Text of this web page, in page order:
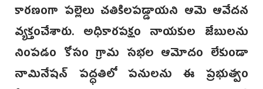
కారణంగా పల్లెలు చతికిలపడ్డాయని ఆమె ఆవేదన
వ్యక్తంచేశారు. అధికారపక్షం నాయకుల జేబులను
నింపడం కోసం గ్రామ సభల ఆమోదం లేకుండా
నామినేషన్‌ పద్ధతిలో పనులను ఈ ప్రభుత్వం